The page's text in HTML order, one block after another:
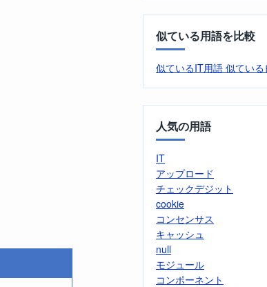
似ている用語を比較
似ているIT用語 似てい
人気の用語
IT
アップロード
チェックデジット
cookie
コンセンサス
キャッシュ
null
モジュール
コンポーネント